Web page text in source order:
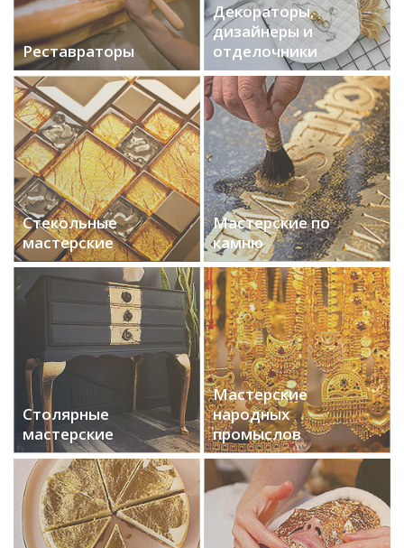
Реставраторы
Декораторы,
дизайнеры и
отделочники
Стекольные
мастерские
Мастерские по
камню
Столярные
мастерские
Мастерские
народных
промыслов